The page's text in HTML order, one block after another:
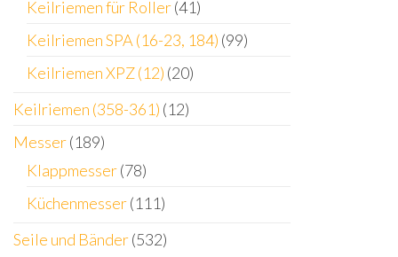
Keilriemen für Roller(41)
Keilriemen SPA (16-23, 184) (99)
Keilriemen XPZ (12) (20)
Keilriemen (358-361) (12)
Messer(189)
Klappmesser(78)
Küchenmesser(111)
Seile und Bänder(532)